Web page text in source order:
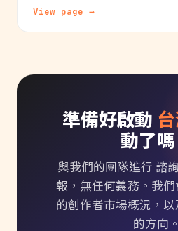
View page →
準備好啟動
動了嗎
與我們的團隊進行 諮
報，無任何義務。我
的創作者市場概況，
的方向。